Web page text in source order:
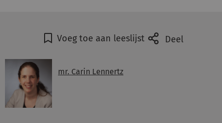
Voeg toe aan leeslijst Deel
mr. Carin Lennertz